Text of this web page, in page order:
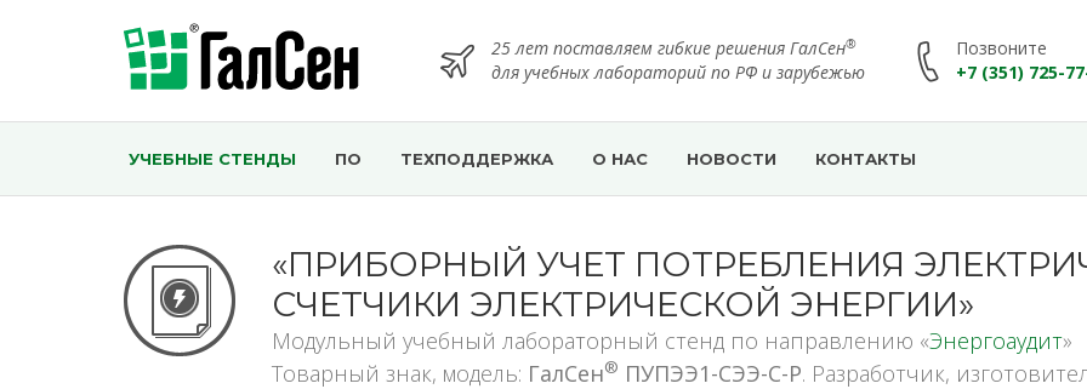
25 лет поставляем гибкие решения ГалСен®
для учебных лабораторий по РФ и зарубежью
Позвоните
+7 (351) 725-
УЧЕБНЫЕ СТЕНДЫ ПО ТЕХПОДДЕРЖКА О НАС НОВОСТИ КОНТАКТЫ
«ПРИБОРНЫЙ УЧЕТ ПОТРЕБЛЕНИЯ
СЧЕТЧИКИ ЭЛЕКТРИЧЕСКОЙ ЭНЕРГИИ»
Модульный учебный лабораторный стенд по направлению «Энергоаудит»
Товарный знак, модель: ГалСен® ПУПЭЭ1-СЭЭ-С-Р. Разработчик,